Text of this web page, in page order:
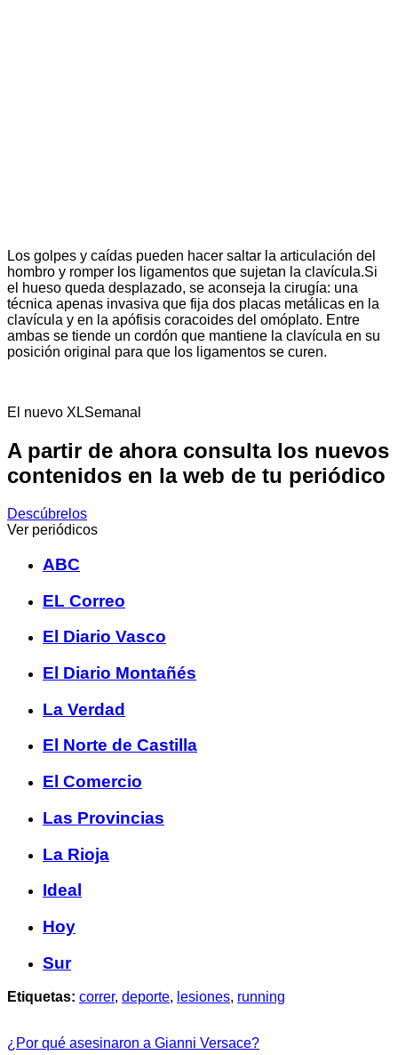
Los golpes y caídas pueden hacer saltar la articulación del
hombro y romper los ligamentos que sujetan la clavícula.Si
el hueso queda desplazado, se aconseja la cirugía: una
técnica apenas invasiva que fija dos placas metálicas en la
clavícula y en la apófisis coracoides del omóplato. Entre
ambas se tiende un cordón que mantiene la clavícula en su
posición original para que los ligamentos se curen.
El nuevo XLSemanal
A partir de ahora consulta los nuevos
contenidos en la web de tu periódico
Descúbrelos
Ver periódicos
ABC
EL Correo
El Diario Vasco
El Diario Montañés
La Verdad
El Norte de Castilla
El Comercio
Las Provincias
La Rioja
Ideal
Hoy
Sur
Etiquetas: correr, deporte, lesiones, running
¿Por qué asesinaron a Gianni Versace?